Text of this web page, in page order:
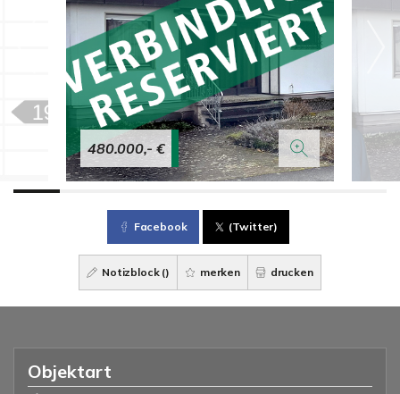
480.000,- €
Facebook (Twitter)
Notizblock () merken drucken
Objektart